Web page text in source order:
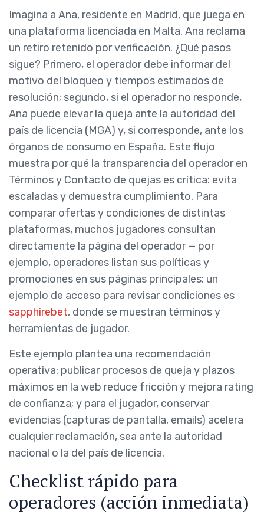
Imagina a Ana, residente en Madrid, que juega en
una plataforma licenciada en Malta. Ana reclama
un retiro retenido por verificación. ¿Qué pasos
sigue? Primero, el operador debe informar del
motivo del bloqueo y tiempos estimados de
resolución; segundo, si el operador no responde,
Ana puede elevar la queja ante la autoridad del
país de licencia (MGA) y, si corresponde, ante los
órganos de consumo en España. Este flujo
muestra por qué la transparencia del operador en
Términos y Contacto de quejas es crítica: evita
escaladas y demuestra cumplimiento. Para
comparar ofertas y condiciones de distintas
plataformas, muchos jugadores consultan
directamente la página del operador — por
ejemplo, operadores listan sus políticas y
promociones en sus páginas principales; un
ejemplo de acceso para revisar condiciones es
sapphirebet, donde se muestran términos y
herramientas de jugador.
Este ejemplo plantea una recomendación
operativa: publicar procesos de queja y plazos
máximos en la web reduce fricción y mejora rating
de confianza; y para el jugador, conservar
evidencias (capturas de pantalla, emails) acelera
cualquier reclamación, sea ante la autoridad
nacional o la del país de licencia.
Checklist rápido para
operadores (acción inmediata)